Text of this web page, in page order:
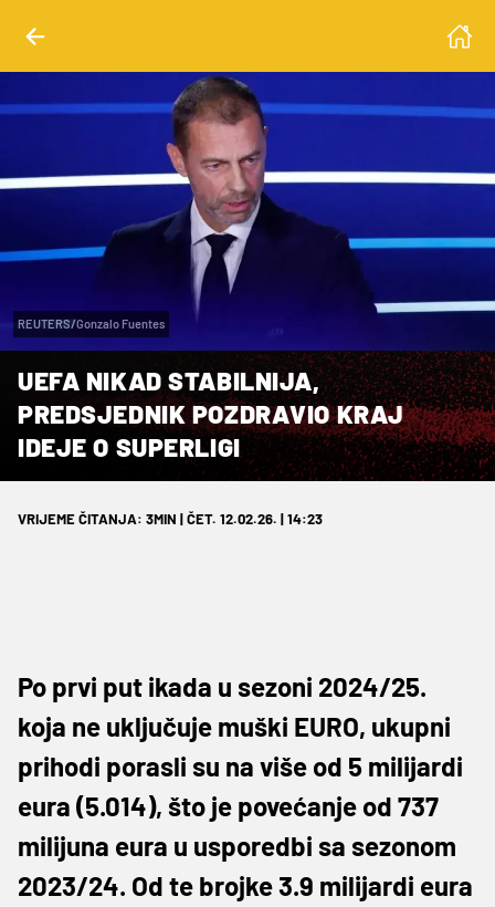
REUTERS/Gonzalo Fuentes
UEFA NIKAD STABILNIJA,
PREDSJEDNIK POZDRAVIO KRAJ
IDEJE O SUPERLIGI
VRIJEME ČITANJA: 3MIN | ČET. 12.02.26. | 14:23
Po prvi put ikada u sezoni 2024/25.
koja ne uključuje muški EURO, ukupni
prihodi porasli su na više od 5 milijardi
eura (5.014), što je povećanje od 737
milijuna eura u usporedbi sa sezonom
2023/24. Od te brojke 3.9 milijardi eura